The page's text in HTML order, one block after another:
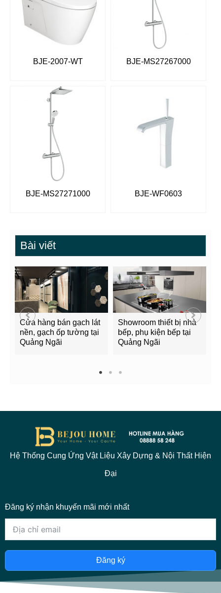
BJE-2007-WT BJE-MS27267000
BJE-MS27271000 BJE-WF0603
Bài viết
Cửa hàng bán gạch lát
nền, gạch ốp tường tại
Quảng Ngãi
Showroom thiết bị nhà
bếp, phụ kiện bếp tại
Quảng Ngãi
1 2 3
Hệ Thống Cung Ứng Vật Liệu Xây Dựng & Nội Thất Hiện
Đại
Đăng ký nhận khuyến mãi mới nhất
Đăng ký